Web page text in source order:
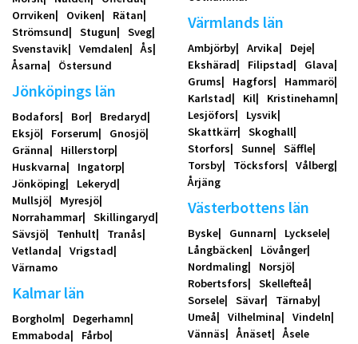
Orrviken
Oviken
Rätan
Strömsund
Stugun
Sveg
Svenstavik
Vemdalen
Ås
Åsarna
Östersund
Jönköpings län
Bodafors Bor
Bredaryd
Eksjö
Forserum
Gnosjö
Gränna
Hillerstorp
Huskvarna
Ingatorp
Jönköping
Lekeryd
Mullsjö
Myresjö
Norrahammar
Skillingaryd
Sävsjö
Tenhult
Tranås
Vetlanda
Vrigstad
Värnamo
Kalmar län
Borgholm
Degerhamn
Emmaboda
Fårbo
Värmlands län
Ambjörby Arvika
Deje
Ekshärad
Filipstad
Glava
Grums
Hagfors
Hammarö
Karlstad
Kil
Kristinehamn
Lesjöfors
Lysvik
Skattkärr
Skoghall
Storfors
Sunne
Säffle
Torsby
Töcksfors
Vålberg
Årjäng
Västerbottens län
Byske Gunnarn
Lycksele
Långbäcken
Lövånger
Nordmaling
Norsjö
Robertsfors
Skellefteå
Sorsele
Sävar
Tärnaby
Umeå
Vilhelmina
Vindeln
Vännäs
Ånäset Åsele